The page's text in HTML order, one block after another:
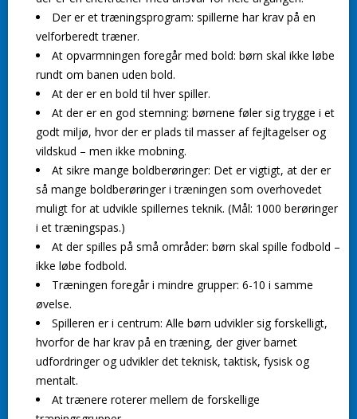
Der er et træningsprogram: spillerne har krav på en
velforberedt træner.
At opvarmningen foregår med bold: børn skal ikke løbe
rundt om banen uden bold.
At der er en bold til hver spiller.
At der er en god stemning: børnene føler sig trygge i et
godt miljø, hvor der er plads til masser af fejltagelser og
vildskud – men ikke mobning.
At sikre mange boldberøringer: Det er vigtigt, at der er
så mange boldberøringer i træningen som overhovedet
muligt for at udvikle spillernes teknik. (Mål: 1000 berøringer
i et træningspas.)
At der spilles på små områder: børn skal spille fodbold –
ikke løbe fodbold.
Træningen foregår i mindre grupper: 6-10 i samme
øvelse.
Spilleren er i centrum: Alle børn udvikler sig forskelligt,
hvorfor de har krav på en træning, der giver barnet
udfordringer og udvikler det teknisk, taktisk, fysisk og
mentalt.
At trænere roterer mellem de forskellige